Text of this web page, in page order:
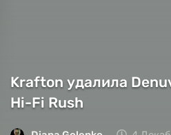
Krafton удалила
Hi-Fi Rush